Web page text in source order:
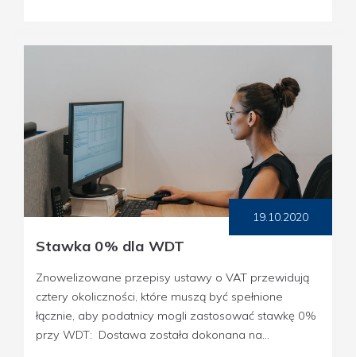
Stawka 0% dla WDT
19.10.2020
Znowelizowane przepisy ustawy o VAT przewidują
cztery okoliczności, które muszą być spełnione
łącznie, aby podatnicy mogli zastosować stawkę 0%
przy WDT: Dostawa została dokonana na...